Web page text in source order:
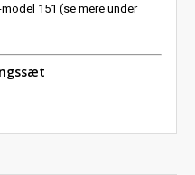
151 (se mere under